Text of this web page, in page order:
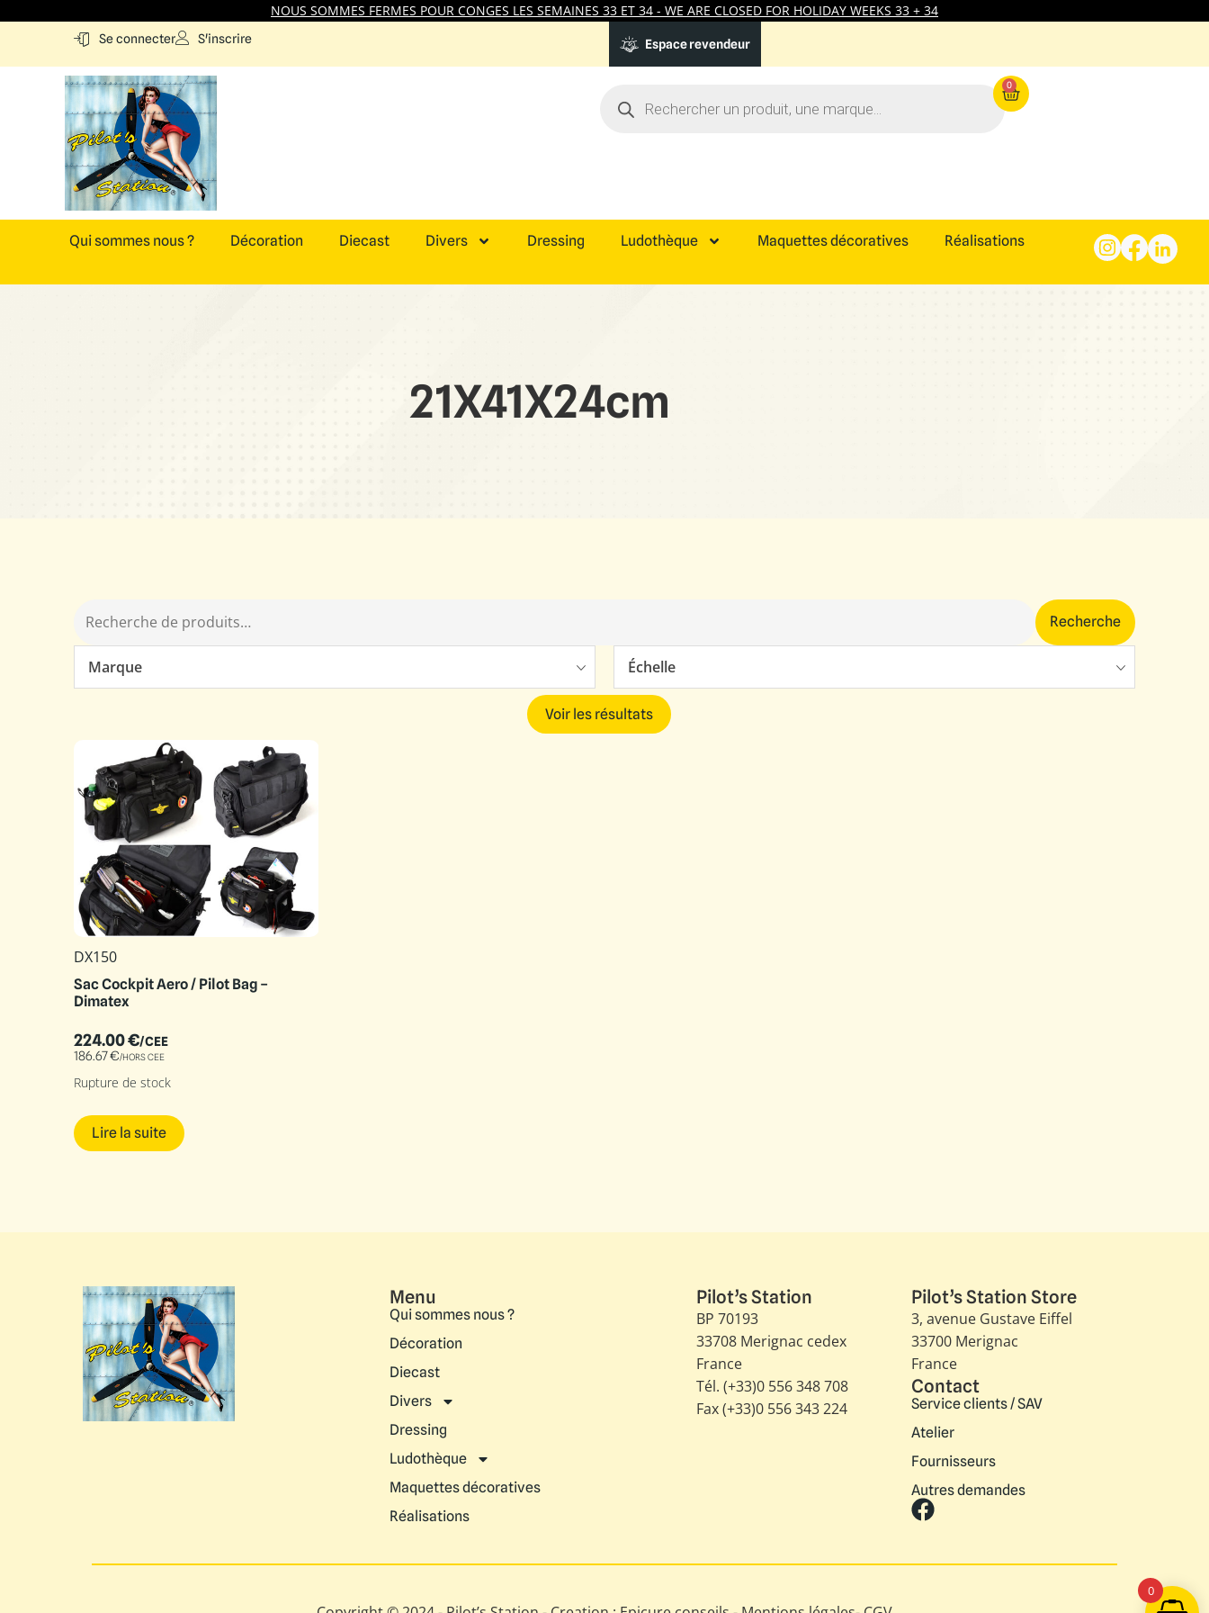
NOUS SOMMES FERMES POUR CONGES LES SEMAINES 33 ET 34 - WE ARE CLOSED FOR HOLIDAY WEEKS 33 + 34
Se connecter S'inscrire Espace revendeur
0
Qui sommes nous ? Décoration Diecast Divers Dressing Ludothèque Maquettes décoratives Réalisations
21X41X24cm
Recherche
Marque Échelle
Voir les résultats
DX150
Sac Cockpit Aero / Pilot Bag –
Dimatex
224.00€/CEE
186.67€/HORS CEE
Rupture de stock
Lire la suite
Menu
Qui sommes nous ?
Décoration
Diecast
Divers
Dressing
Ludothèque
Maquettes décoratives
Réalisations
Pilot’s Station
BP 70193
33708 Merignac cedex
France
Tél. (+33)0 556 348 708
Fax (+33)0 556 343 224
Pilot’s Station Store
3, avenue Gustave Eiffel​
33700 Merignac
France
Contact
Service clients / SAV
Atelier
Fournisseurs
Autres demandes
0